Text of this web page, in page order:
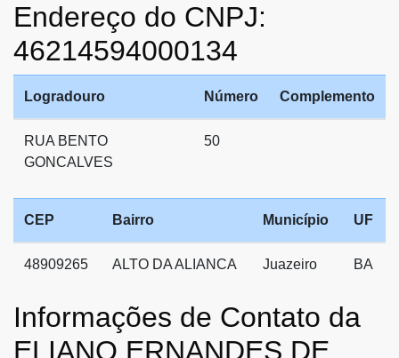
Endereço do CNPJ:
46214594000134
Logradouro Número Complemento
RUA BENTO
GONCALVES
50
CEP Bairro Município UF
48909265 ALTO DA ALIANCA Juazeiro BA
Informações de Contato da
ELIANO ERNANDES DE